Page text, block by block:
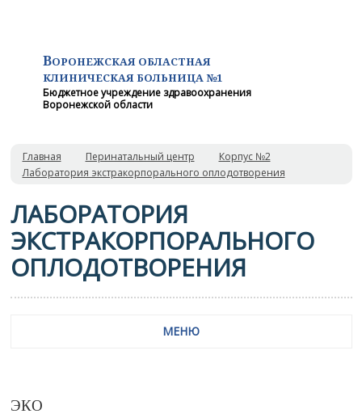
ВОРОНЕЖСКАЯ ОБЛАСТНАЯ
КЛИНИЧЕСКАЯ БОЛЬНИЦА №1
Бюджетное учреждение здравоохранения
Воронежской области
Главная Перинатальный центр
Корпус №2
Лаборатория экстракорпорального оплодотворения
ЛАБОРАТОРИЯ
ЭКСТРАКОРПОРАЛЬНОГО
ОПЛОДОТВОРЕНИЯ
МЕНЮ
ЭКО